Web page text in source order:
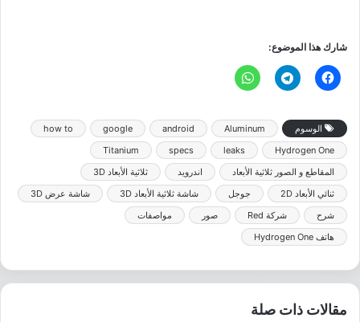
شارك هذا الموضوع:
الوسوم Aluminum
android
google
how to
Hydrogen One
leaks
specs
Titanium
المقاطع و الصور ثلاثية الأبعاد
اندرويد
ثلاثية الأبعاد 3D
ثنائي الأبعاد 2D
جوجل شاشة ثلاثية الأبعاد 3D
شاشة عرض 3D
شرح
شركة Red صور
مواصفات
هاتف Hydrogen One
مقالات ذات صلة